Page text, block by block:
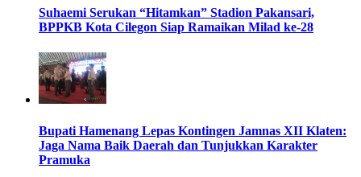
Suhaemi Serukan “Hitamkan” Stadion Pakansari,
BPPKB Kota Cilegon Siap Ramaikan Milad ke-28
Bupati Hamenang Lepas Kontingen Jamnas XII Klaten:
Jaga Nama Baik Daerah dan Tunjukkan Karakter
Pramuka